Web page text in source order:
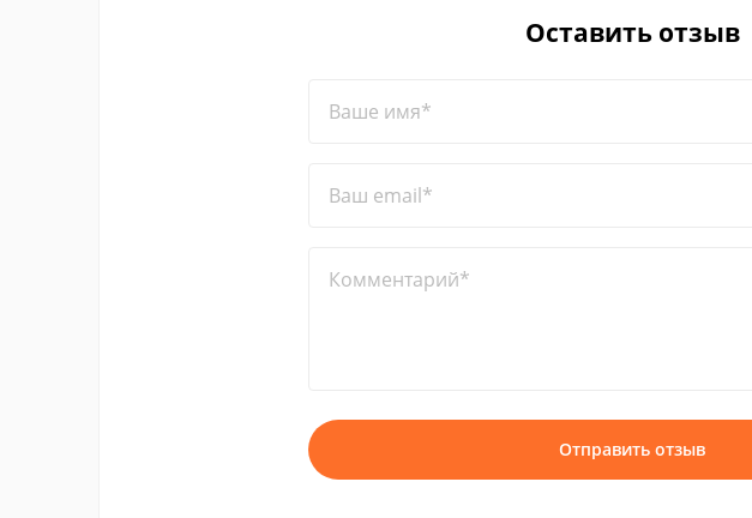
Оставить отзыв
Ваше имя*
Ваш email*
Комментарий*
Отправить отзыв